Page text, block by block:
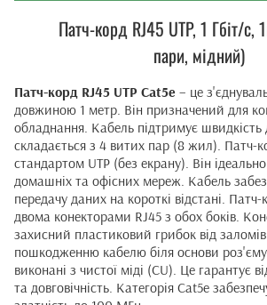
Патч-корд RJ45 UTP, 1 Гбіт/с,
пари, мідний)
Патч-корд RJ45 UTP Cat5e – це
довжиною 1 метр. Він призначений для
обладнання. Кабель підтримує швидкість
складається з 4 витих пар (8 жил). Патч-
стандартом UTP (без екрану). Він
домашніх та офісних мереж. Кабель
передачу даних на короткі відстані.
двома конекторами RJ45 з обох боків.
захисний пластиковий грибок від
пошкодженню кабелю біля основи
виконані з чистої міді (CU). Це гарантує
та довговічність. Категорія Cat5e